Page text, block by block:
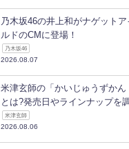
乃木坂46の井上和がナゲット
ルドのCMに登場！
乃木坂46
2026.08.07
米津玄師の「かいじゅうずかん
とは?発売日やラインナップを
米津玄師
2026.08.06